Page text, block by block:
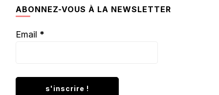
ABONNEZ-VOUS À LA NEWSLETTER
Email *